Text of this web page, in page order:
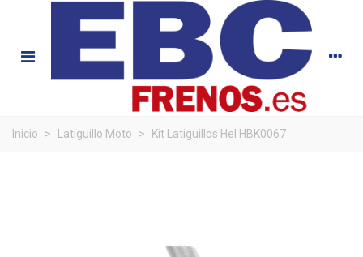
Inicio > Latiguillo Moto > Kit Latiguillos Hel HBK0067